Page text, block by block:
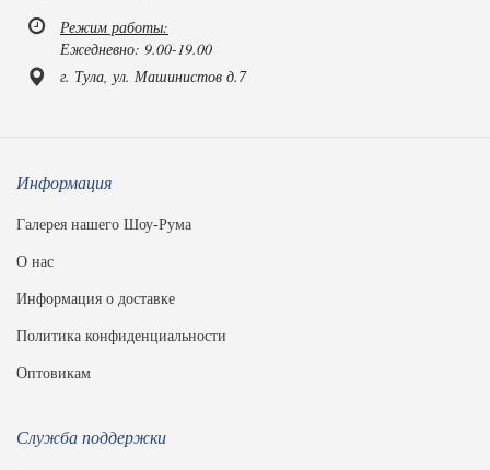
Режим работы:
Ежедневно: 9.00-19.00
г. Тула, ул. Машинистов д.7
Информация
Галерея нашего Шоу-Рума
О нас
Информация о доставке
Политика конфиденциальности
Оптовикам
Служба поддержки